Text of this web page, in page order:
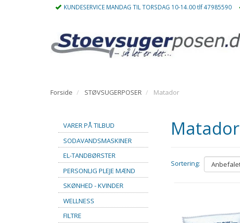
KUNDESERVICE MANDAG TIL TORSDAG 10-14.00 tlf 47985590
Forside STØVSUGERPOSER Matador
VARER PÅ TILBUD
SODAVANDSMASKINER
EL-TANDBØRSTER
PERSONLIG PLEJE MÆND
SKØNHED - KVINDER
WELLNESS
FILTRE
Matador
Sortering: